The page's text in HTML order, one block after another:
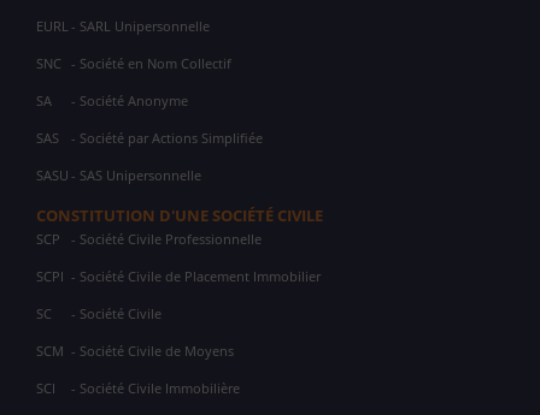
EURL - SARL Unipersonnelle
SNC - Société en Nom Collectif
SA - Société Anonyme
SAS - Société par Actions Simplifiée
SASU - SAS Unipersonnelle
CONSTITUTION D'UNE SOCIÉTÉ CIVILE
SCP - Société Civile Professionnelle
SCPI - Société Civile de Placement Immobilier
SC - Société Civile
SCM - Société Civile de Moyens
SCI - Société Civile Immobilière